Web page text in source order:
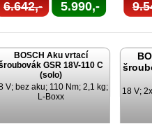
6.642,- 5.990,-
BOSCH Aku vrtací
GSR 18V-110 C
(solo)
V; bez aku; 110 Nm; 2,1 kg;
L-Boxx
18 V;